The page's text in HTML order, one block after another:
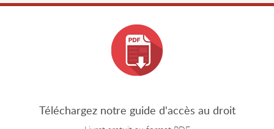
Téléchargez notre guide d'accès au droit